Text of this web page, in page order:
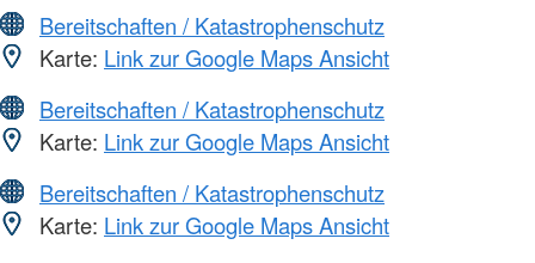
Bereitschaften / Katastrophenschutz
Karte: Link zur Google Maps Ansicht
Bereitschaften / Katastrophenschutz
Karte: Link zur Google Maps Ansicht
Bereitschaften / Katastrophenschutz
Karte: Link zur Google Maps Ansicht